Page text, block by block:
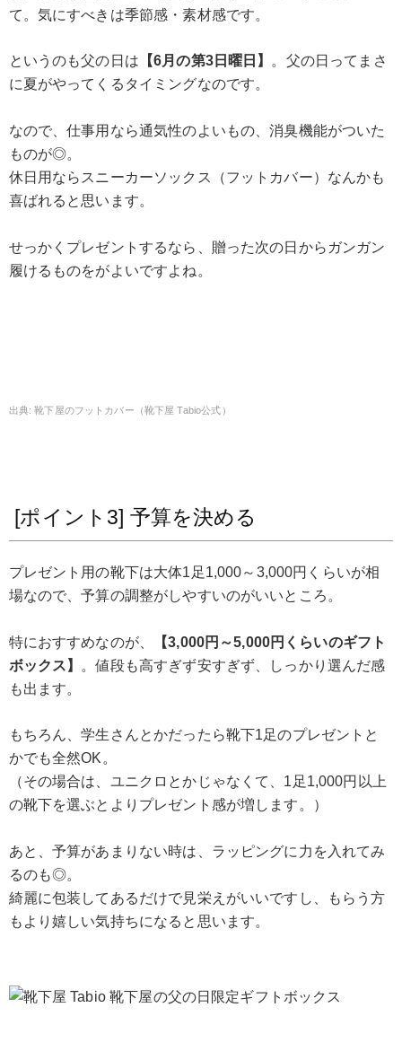
て。気にすべきは季節感・素材感です。
というのも父の日は 【6月の第3日曜日】 。父の日ってまさ
に夏がやってくるタイミングなのです。
なので、仕事用なら通気性のよいもの、消臭機能がついた
ものが◎。
休日用ならスニーカーソックス（フットカバー）なんかも
喜ばれると思います。
せっかくプレゼントするなら、贈った次の日からガンガン
履けるものをがよいですよね。
靴下屋のフットカバー（靴下屋 Tabio公式）
[ポイント3] 予算を決める
プレゼント用の靴下は大体1足1,000～3,000円くらいが相
場なので、予算の調整がしやすいのがいいところ。
特におすすめなのが、
【3,000円～5,000円くらいのギフト
ボックス】 。値段も高すぎず安すぎず、しっかり選んだ感
も出ます。
もちろん、学生さんとかだったら靴下1足のプレゼントと
かでも全然OK。
（その場合は、ユニクロとかじゃなくて、1足1,000円以上
の靴下を選ぶとよりプレゼント感が増します。）
あと、予算があまりない時は、ラッピングに力を入れてみ
るのも◎。
綺麗に包装してあるだけで見栄えがいいですし、もらう方
もより嬉しい気持ちになると思います。